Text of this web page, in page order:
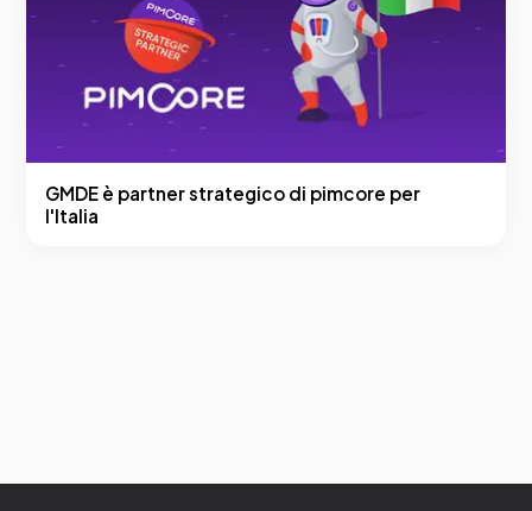
GMDE è partner strategico di pimcore per
l'Italia